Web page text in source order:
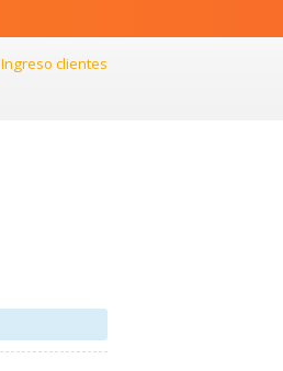
Ingreso clientes